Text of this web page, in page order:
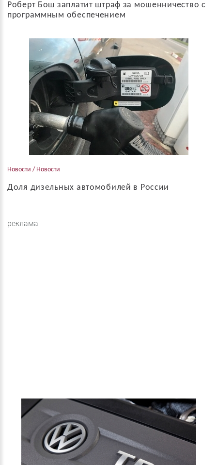
Роберт Бош заплатит штраф за мошенничество с
программным обеспечением
Роберт Бош GMBH согласилась заплатить штраф, в размере 90
миллионов евро, за упущения в надзорных обязанностях,
которые позволили автопроизводителям заниматься
мошенничеством с выбросами, за...
Новости / Новости
Доля дизельных автомобилей в России
дизельными двигателями в России. По состоянию на начало
реклама